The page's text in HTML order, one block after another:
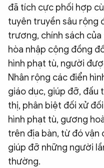
đã tích cực phối hợp
tuyên truyền sâu rộng
trương, chính sách
hòa nhập cộng đồng
hình phạt tù, người
Nhân rộng các điển
giáo dục, giúp đỡ, đấu
thị, phân biệt đối xử
hình phạt tù, gương
trên địa bàn, từ đó vận
giúp đỡ những người
thường.